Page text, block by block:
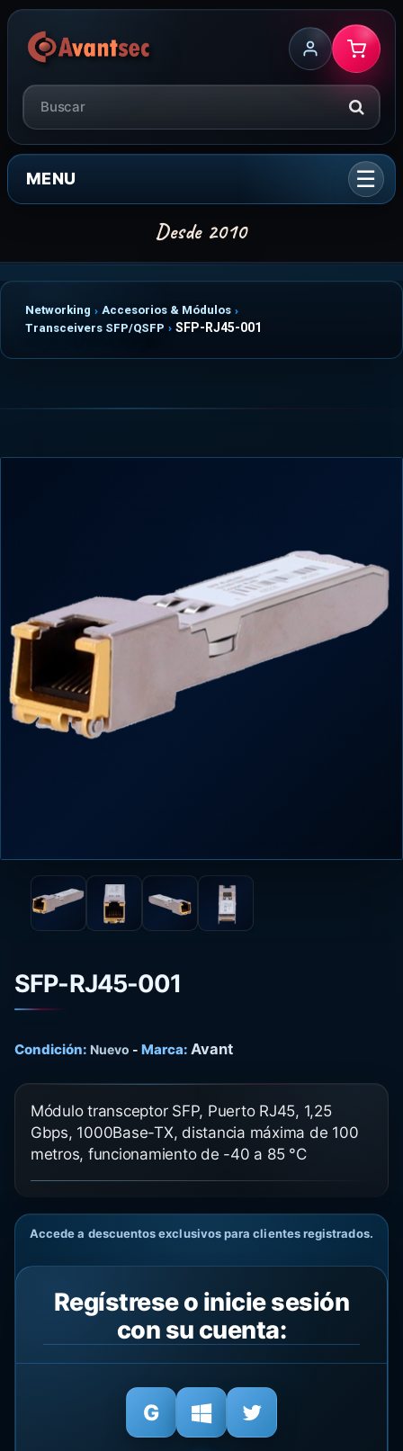
MENU
Networking
Accesorios & Módulos
Transceivers SFP/QSFP
SFP-RJ45-001
SFP-RJ45-001
Condición: Nuevo - Marca: Avant
Módulo transceptor SFP, Puerto RJ45, 1,25
Gbps, 1000Base-TX, distancia máxima de 100
metros, funcionamiento de -40 a 85 °C
Accede a descuentos exclusivos para clientes registrados.
Regístrese o inicie sesión
con su cuenta: